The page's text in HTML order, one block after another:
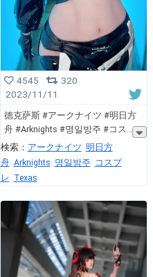
4545
320
2023/11/11
德克萨斯 #アークナイツ #明日方
舟 #Arknights #명일방주 #コス
検索： アークナイツ 明日方
舟 Arknights 명일방주 コスプ
レ Texas